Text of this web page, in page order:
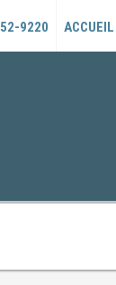
9220 ACCUEIL